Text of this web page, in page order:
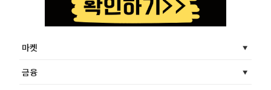
마켓
금융